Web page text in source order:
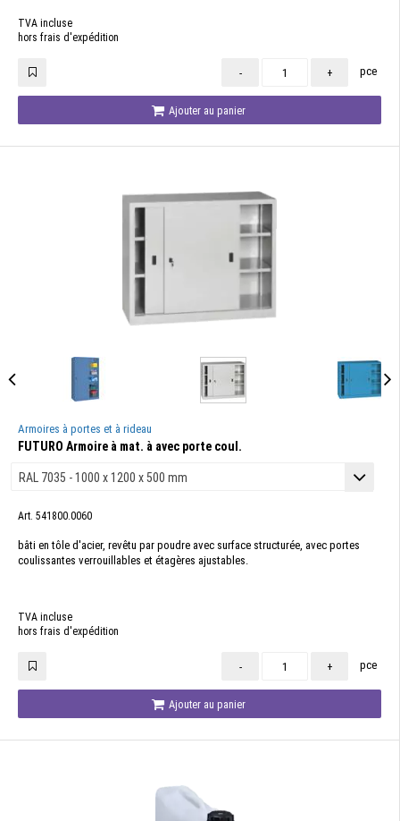
TVA incluse
hors frais d'expédition
- + pce
Ajouter au panier
Armoires à portes et à rideau
FUTURO Armoire à mat. à avec porte coul.
Art. 541800.0060
bâti en tôle d'acier, revêtu par poudre avec surface structurée, avec portes
coulissantes verrouillables et étagères ajustables.
TVA incluse
hors frais d'expédition
- + pce
Ajouter au panier